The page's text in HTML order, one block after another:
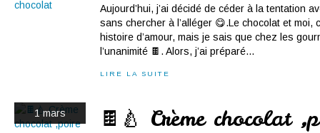
Aujourd’hui, j’ai décidé de céder à la tentation
sans chercher à l’alléger 😋.Le chocolat et moi,
histoire d’amour, mais je sais que chez les
l’unanimité 🍫. Alors, j’ai préparé...
LIRE LA SUITE
1 mars
🍫🍐 Crème chocolat